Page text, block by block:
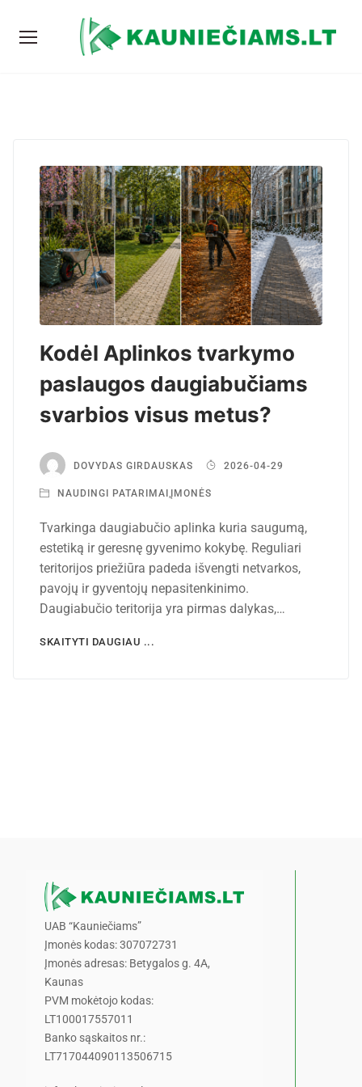
Kodėl Aplinkos tvarkymo
paslaugos daugiabučiams
svarbios visus metus?
DOVYDAS GIRDAUSKAS 2026-04-29
NAUDINGI PATARIMAI , ĮMONĖS
Tvarkinga daugiabučio aplinka kuria saugumą,
estetiką ir geresnę gyvenimo kokybę. Reguliari
teritorijos priežiūra padeda išvengti netvarkos,
pavojų ir gyventojų nepasitenkinimo.
Daugiabučio teritorija yra pirmas dalykas,…
SKAITYTI DAUGIAU ...
UAB “Kauniečiams”
Įmonės kodas: 307072731
Įmonės adresas: Betygalos g. 4A,
Kaunas
PVM mokėtojo kodas:
LT100017557011
Banko sąskaitos nr.:
LT717044090113506715